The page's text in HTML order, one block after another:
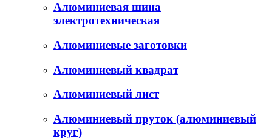
Алюминиевая шина
электротехническая
Алюминиевые заготовки
Алюминиевый квадрат
Алюминиевый лист
Алюминиевый пруток (алюминиевый
круг)